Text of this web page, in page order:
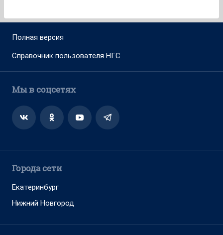
Полная версия
Справочник пользователя НГС
Мы в соцсетях
Города сети
Екатеринбург
Нижний Новгород